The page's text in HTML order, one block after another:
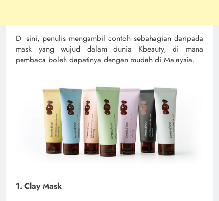
Di sini, penulis mengambil contoh sebahagian daripada
mask yang wujud dalam dunia Kbeauty, di mana
pembaca boleh dapatinya dengan mudah di Malaysia.
1. Clay Mask